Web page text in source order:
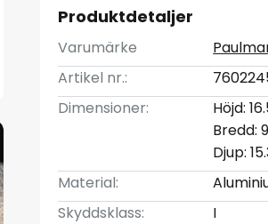
Produktdetaljer
Varumärke
Artikel nr.:
Dimensioner:
Höjd:
Bredd:
Djup:
Material:
Skyddsklass:
I